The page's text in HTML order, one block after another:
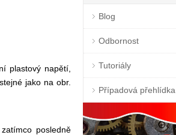
plastový napětí,
jako na obr.
posledně
Blog
Odbornost
Tutoriály
Případová přehlídka